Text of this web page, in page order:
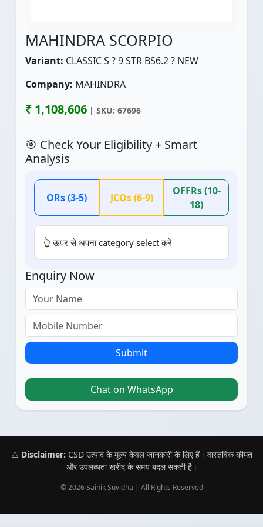
MAHINDRA SCORPIO
Variant: CLASSIC S ? 9 STR BS6.2 ? NEW
Company: MAHINDRA
₹ 1,108,606 | SKU: 67696
🎯 Check Your Eligibility + Smart
Analysis
ORs (3-5) JCOs (6-9)
OFFRs (10-
18)
👆 ऊपर से अपना category select करें
Enquiry Now
Submit
Chat on WhatsApp
⚠️ Disclaimer: CSD उत्पाद के मूल्य केवल जानकारी के लिए हैं। वास्तविक कीमत
और उपलब्धता खरीद के समय बदल सकती है।
© 2026 Sainik Suvidha | All Rights Reserved